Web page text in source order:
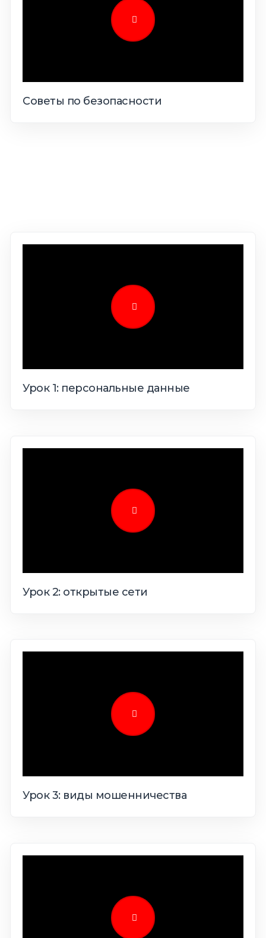
Советы по безопасности
Урок 1: персональные данные
Урок 2: открытые сети
Урок 3: виды мошенничества